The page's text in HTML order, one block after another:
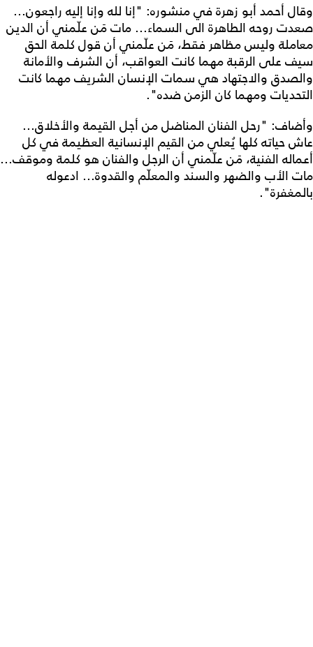
وقال أحمد أبو زهرة في منشوره: "إنا لله وإنا إليه راجعون...
صعدت روحه الطاهرة الى السماء... مات مَن علّمني أن الدين
معاملة وليس مظاهر فقط، مَن علّمني أن قول كلمة الحق
سيف على الرقبة مهما كانت العواقب، أن الشرف والأمانة
والصدق والاجتهاد هي سمات الإنسان الشريف مهما كانت
التحديات ومهما كان الزمن ضده".
وأضاف: "رحل الفنان المناضل من أجل القيمة والأخلاق...
عاش حياته كلها يُعلي من القيم الإنسانية العظيمة في كل
أعماله الفنية، مَن علّمني أن الرجل والفنان هو كلمة وموقف...
مات الأب والضهر والسند والمعلّم والقدوة... ادعوله
بالمغفرة".